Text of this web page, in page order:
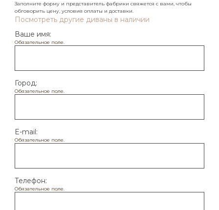
Заполните форму и представитель фабрики свяжется с вами, чтобы
обговорить цену, условия оплаты и доставки.
Посмотреть другие диваны в наличии
Ваше имя:
Обязательное поле.
Город:
Обязательное поле.
E-mail:
Обязательное поле.
Телефон:
Обязательное поле.
Ваше имя*